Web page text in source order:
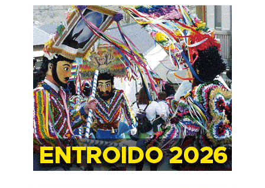
c
a
r
: